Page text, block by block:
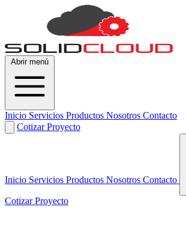
Abrir menú
Inicio Servicios Productos Nosotros Contacto
Cotizar Proyecto
Inicio Servicios Productos Nosotros Contacto
Cotizar Proyecto